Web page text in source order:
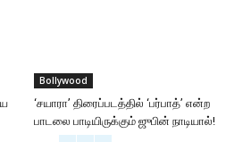
Bollywood
‘சயாரா’ திரைப்படத்தில் ‘பர்பாத்’ என்ற
பாடலை பாடியிருக்கும் ஜுபின் நாடியால்!